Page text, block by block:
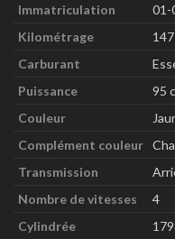
Immatriculation
01-
Kilométrage
Carburant
Puissance
95
Couleur
Complément couleur
Transmission
Nombre de vitesses
4
Cylindrée